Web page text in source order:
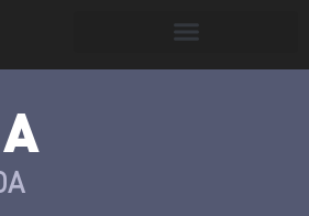
Víctimas